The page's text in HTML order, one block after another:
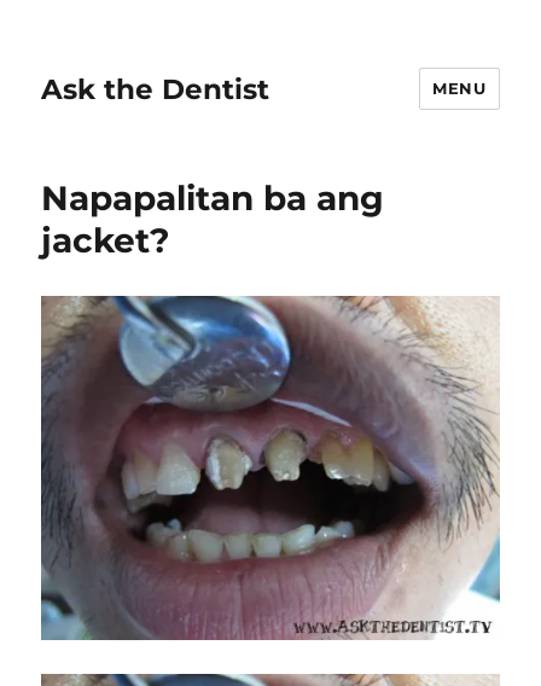
Ask the Dentist MENU
Napapalitan ba ang
jacket?